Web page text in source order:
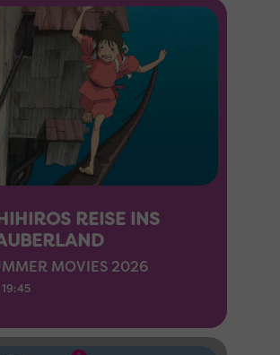
REISE INS
MOVIES 2026
19:45